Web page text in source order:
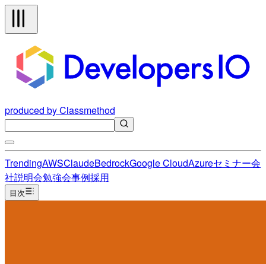
produced by Classmethod
TrendingAWSClaudeBedrockGoogle CloudAzureセミナー会
社説明会勉強会事例採用
目次